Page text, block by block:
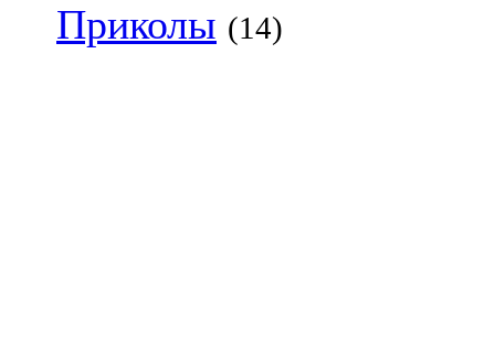
Приколы (14)